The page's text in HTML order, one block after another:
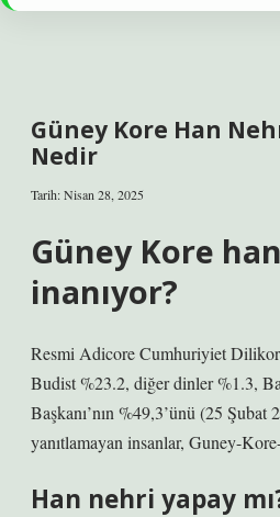
Güney Kore Han
Nedir
Tarih: Nisan 28, 2025
Güney Kore
inanıyor?
Resmi Adicore Cumhuriyiet
Budist %23.2, diğer dinler %1.3,
Başkanı’nın %49,3’ünü (25 Şubat
yanıtlamayan insanlar, Guney-
Han nehri yapay